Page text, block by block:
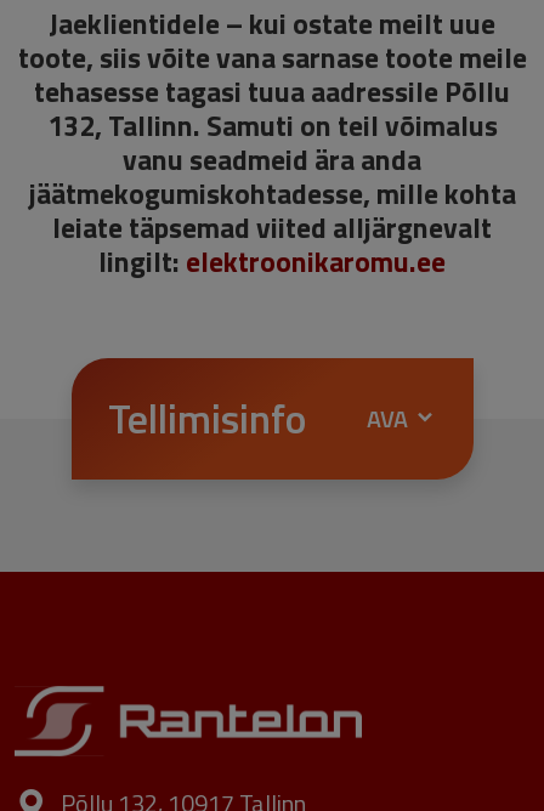
Jaeklientidele – kui ostate meilt uue
toote, siis võite vana sarnase toote meile
tehasesse tagasi tuua aadressile Põllu
132, Tallinn. Samuti on teil võimalus
vanu seadmeid ära anda
jäätmekogumiskohtadesse, mille kohta
leiate täpsemad viited alljärgnevalt
lingilt: elektroonikaromu.ee
Tellimisinfo
Valige toode, mida soovite osta. Klikkige „Esita
päring“ nupule.
Olge tellimuse vormistamisel tähelepanelik, sest
Põllu 132, 10917 Tallinn